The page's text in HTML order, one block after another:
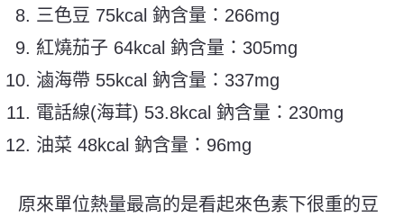
三色豆 75kcal 鈉含量：266mg
紅燒茄子 64kcal 鈉含量：305mg
滷海帶 55kcal 鈉含量：337mg
電話線(海茸) 53.8kcal 鈉含量：230mg
油菜 48kcal 鈉含量：96mg
原來單位熱量最高的是看起來色素下很重的豆